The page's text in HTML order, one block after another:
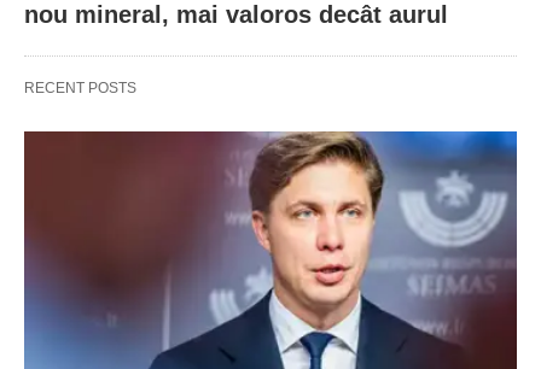
nou mineral, mai valoros decât aurul
RECENT POSTS